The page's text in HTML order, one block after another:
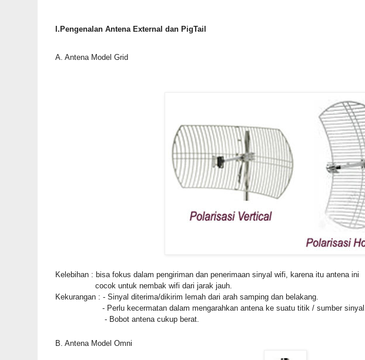
I.Pengenalan Antena External dan PigTail
A. Antena Model Grid
Kelebihan : bisa fokus dalam pengiriman dan penerimaan sinyal wifi, karena itu antena ini
cocok untuk nembak wifi dari jarak jauh.
Kekurangan : - Sinyal diterima/dikirim lemah dari arah samping dan belakang.
- Perlu kecermatan dalam mengarahkan antena ke suatu titik / sumber sinyal.
- Bobot antena cukup berat.
B. Antena Model Omni